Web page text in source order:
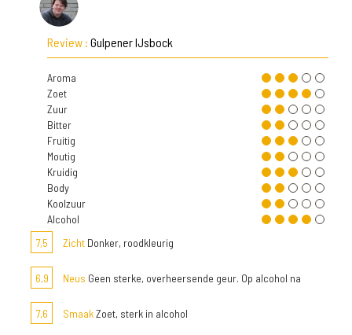
Review : Gulpener IJsbock
Aroma
Zoet
Zuur
Bitter
Fruitig
Moutig
Kruidig
Body
Koolzuur
Alcohol
7,5
Zicht Donker, roodkleurig
6,9 Neus Geen sterke, overheersende geur. Op alcohol na
7,6 SmaakZoet, sterk in alcohol